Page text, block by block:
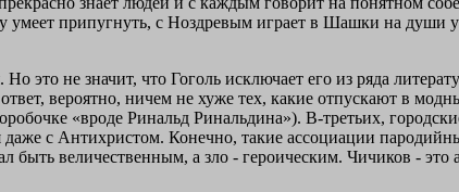
умеет припугнуть, с Ноздревым играет в Шашки на
это не значит, что Гоголь исключает его из ряда
вероятно, ничем не хуже тех, какие отпускают в
«вроде Ринальд Ринальдина»). В-третьих,
с Антихристом. Конечно, такие ассоциации
быть величественным, а зло - героическим. Чичиков -